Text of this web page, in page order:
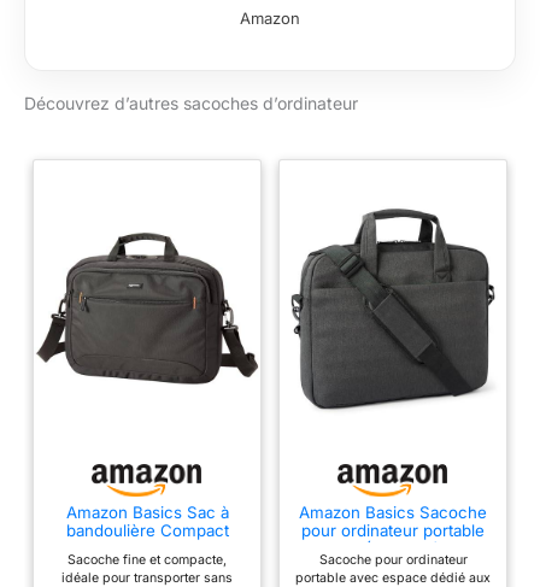
Amazon
Découvrez d’autres sacoches d’ordinateur
Amazon Basics Sac à
bandoulière Compact
avec Poches de
Sacoche fine et compacte,
idéale pour transporter sans
Amazon Basics Sacoche
pour ordinateur portable
15.6 po (39,6 cm) pour
femmes et hommes,
Sacoche pour ordinateur
portable avec espace dédié aux